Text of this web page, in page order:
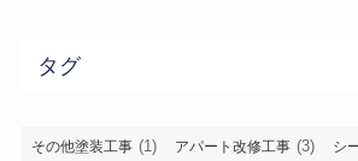
タグ
その他塗装工事 (1) アパート改修工事 (3) シ